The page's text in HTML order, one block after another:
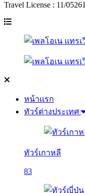
Travel License : 11/05261
หน้าแรก
ทัวร์ต่างประเทศ
ทัวร์เกาหลี
83